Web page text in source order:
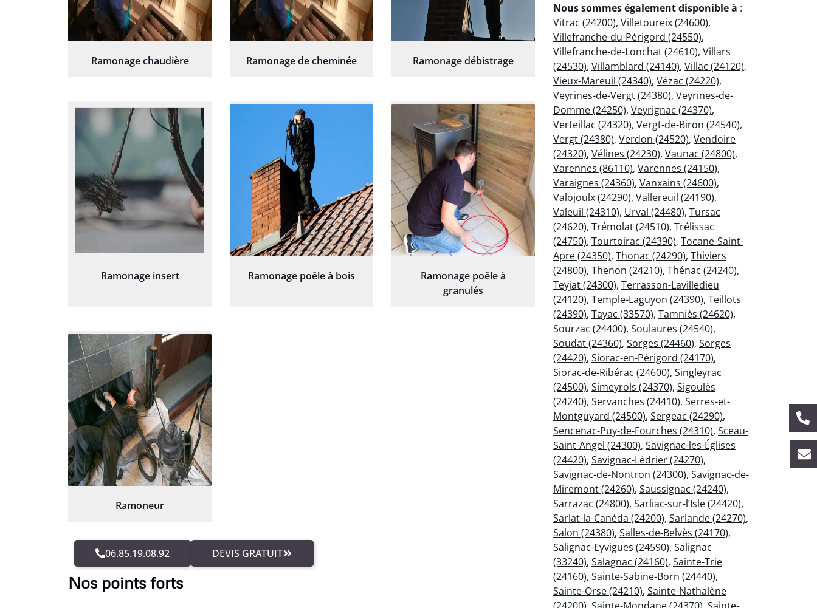
Ramonage chaudière Ramonage de cheminée Ramonage débistrage
Ramonage insert Ramonage poêle à bois
Ramonage poêle à
granulés
Ramoneur
06.85.19.08.92 DEVIS GRATUIT
Nos points forts
Nous sommes également disponible à :
Vitrac (24200), Villetoureix (24600),
Villefranche-du-Périgord (24550),
Villefranche-de-Lonchat (24610), Villars
(24530), Villamblard (24140), Villac (24120),
Vieux-Mareuil (24340), Vézac (24220),
Veyrines-de-Vergt (24380), Veyrines-de-
Domme (24250), Veyrignac (24370),
Verteillac (24320), Vergt-de-Biron (24540),
Vergt (24380), Verdon (24520), Vendoire
(24320), Vélines (24230), Vaunac (24800),
Varennes (86110), Varennes (24150),
Varaignes (24360), Vanxains (24600),
Valojoulx (24290), Vallereuil (24190),
Valeuil (24310), Urval (24480), Tursac
(24620), Trémolat (24510), Trélissac
(24750), Tourtoirac (24390), Tocane-Saint-
Apre (24350), Thonac (24290), Thiviers
(24800), Thenon (24210), Thénac (24240),
Teyjat (24300), Terrasson-Lavilledieu
(24120), Temple-Laguyon (24390), Teillots
(24390), Tayac (33570), Tamniès (24620),
Sourzac (24400), Soulaures (24540),
Soudat (24360), Sorges (24460), Sorges
(24420), Siorac-en-Périgord (24170),
Siorac-de-Ribérac (24600), Singleyrac
(24500), Simeyrols (24370), Sigoulès
(24240), Servanches (24410), Serres-et-
Montguyard (24500), Sergeac (24290),
Sencenac-Puy-de-Fourches (24310), Sceau-
Saint-Angel (24300), Savignac-les-Églises
(24420), Savignac-Lédrier (24270),
Savignac-de-Nontron (24300), Savignac-de-
Miremont (24260), Saussignac (24240),
Sarrazac (24800), Sarliac-sur-l’Isle (24420),
Sarlat-la-Canéda (24200), Sarlande (24270),
Salon (24380), Salles-de-Belvès (24170),
Salignac-Eyvigues (24590), Salignac
(33240), Salagnac (24160), Sainte-Trie
(24160), Sainte-Sabine-Born (24440),
Sainte-Orse (24210), Sainte-Nathalène